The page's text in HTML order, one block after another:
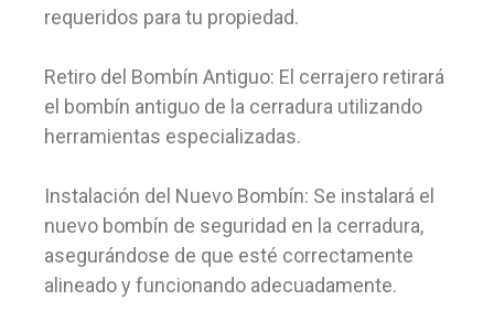
requeridos para tu propiedad.
Retiro del Bombín Antiguo: El cerrajero retirará
el bombín antiguo de la cerradura utilizando
herramientas especializadas.
Instalación del Nuevo Bombín: Se instalará el
nuevo bombín de seguridad en la cerradura,
asegurándose de que esté correctamente
alineado y funcionando adecuadamente.